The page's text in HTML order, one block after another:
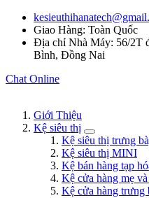
Giao Hàng: Toàn Quốc
Địa chỉ Nhà Máy: 56/2T
Bình, Đồng Nai
Chat Online
Giới Thiệu
Kệ siêu thị
Kệ siêu thị trưng
Kệ siêu thị MINI
Kệ bán hàng tạp
Kệ cửa hàng mẹ
Kệ cửa hàng trưng